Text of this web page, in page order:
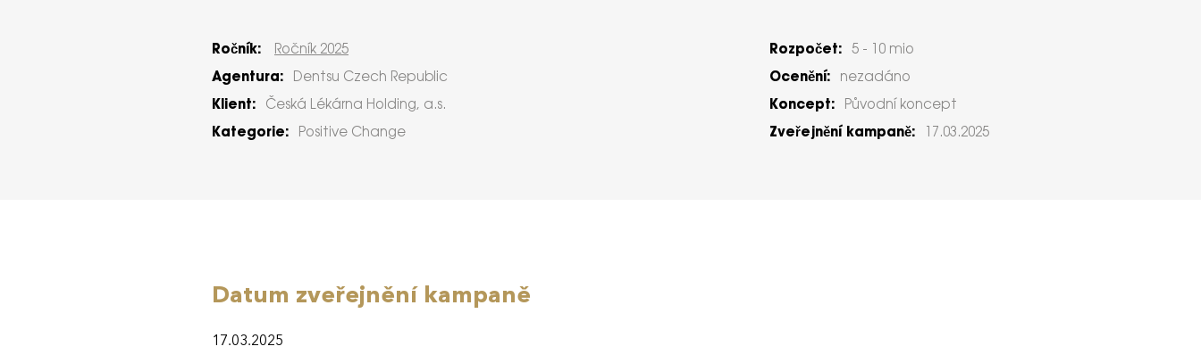
Ročník: Ročník 2025
Agentura: Dentsu Czech Republic
Klient: Česká Lékárna Holding, a.s.
Kategorie: Positive Change
Rozpočet: 5 - 10 mio
Ocenění: nezadáno
Koncept: Původní koncept
Zveřejnění kampaně: 17.03.2025
Datum zveřejnění kampaně
17.03.2025